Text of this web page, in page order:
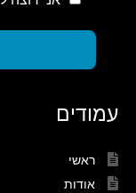
עמודים
ראשי
אודות